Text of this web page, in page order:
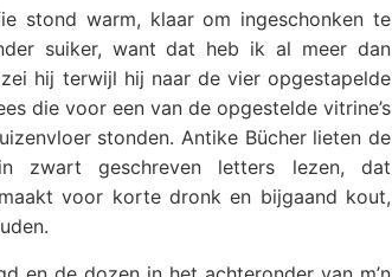
stond warm, klaar om ingeschonken te
suiker, want dat heb ik al meer dan
hij terwijl hij naar de vier opgestapelde
die voor een van de opgestelde vitrine’s
stonden. Antike Bücher lieten de
zwart geschreven letters lezen, dat
voor korte dronk en bijgaand kout,